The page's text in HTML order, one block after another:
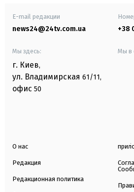
E-mail редакции
news24@24tv.com.ua +38
Мы здесь:
г. Киев,
ул. Владимирская 61/11,
офис 50
Мы в
О нас
Редакция
Редакционная политика